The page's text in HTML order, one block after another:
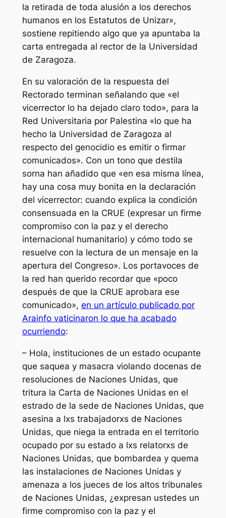
la retirada de toda alusión a los derechos
humanos en los Estatutos de Unizar»,
sostiene repitiendo algo que ya apuntaba la
carta entregada al rector de la Universidad
de Zaragoza.
En su valoración de la respuesta del
Rectorado terminan señalando que «el
vicerrector lo ha dejado claro todo», para la
Red Universitaria por Palestina «lo que ha
hecho la Universidad de Zaragoza al
respecto del genocidio es emitir o firmar
comunicados». Con un tono que destila
sorna han añadido que «en esa misma línea,
hay una cosa muy bonita en la declaración
del vicerrector: cuando explica la condición
consensuada en la CRUE (expresar un firme
compromiso con la paz y el derecho
internacional humanitario) y cómo todo se
resuelve con la lectura de un mensaje en la
apertura del Congreso». Los portavoces de
la red han querido recordar que «poco
después de que la CRUE aprobara ese
comunicado», en un artículo publicado por
Arainfo vaticinaron lo que ha acabado
ocurriendo:
– Hola, instituciones de un estado ocupante
que saquea y masacra violando docenas de
resoluciones de Naciones Unidas, que
tritura la Carta de Naciones Unidas en el
estrado de la sede de Naciones Unidas, que
asesina a lxs trabajadorxs de Naciones
Unidas, que niega la entrada en el territorio
ocupado por su estado a lxs relatorxs de
Naciones Unidas, que bombardea y quema
las instalaciones de Naciones Unidas y
amenaza a los jueces de los altos tribunales
de Naciones Unidas, ¿expresan ustedes un
firme compromiso con la paz y el